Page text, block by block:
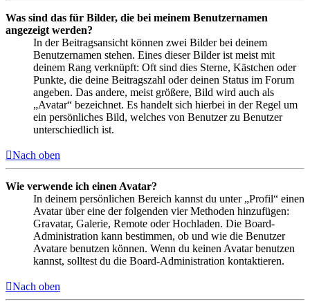
Was sind das für Bilder, die bei meinem Benutzernamen
angezeigt werden?
In der Beitragsansicht können zwei Bilder bei deinem
Benutzernamen stehen. Eines dieser Bilder ist meist mit
deinem Rang verknüpft: Oft sind dies Sterne, Kästchen oder
Punkte, die deine Beitragszahl oder deinen Status im Forum
angeben. Das andere, meist größere, Bild wird auch als
„Avatar“ bezeichnet. Es handelt sich hierbei in der Regel um
ein persönliches Bild, welches von Benutzer zu Benutzer
unterschiedlich ist.
Nach oben
Wie verwende ich einen Avatar?
In deinem persönlichen Bereich kannst du unter „Profil“ einen
Avatar über eine der folgenden vier Methoden hinzufügen:
Gravatar, Galerie, Remote oder Hochladen. Die Board-
Administration kann bestimmen, ob und wie die Benutzer
Avatare benutzen können. Wenn du keinen Avatar benutzen
kannst, solltest du die Board-Administration kontaktieren.
Nach oben